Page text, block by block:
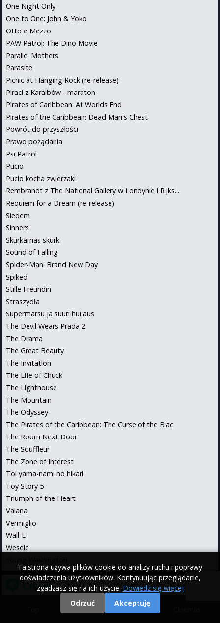
Ta strona używa plików cookie do analizy ruchu i poprawy
doświadczenia użytkowników. Kontynuując przeglądanie,
zgadzasz się na ich użycie. Dowiedz się więcej
Odrzuć
Akceptuję
One Night Only
One to One: John & Yoko
Otto e Mezzo
PAW Patrol: The Dino Movie
Parallel Mothers
Parasite
Picnic at Hanging Rock (re-release)
Piraci z Karaibów - maraton
Pirates of Caribbean: At Worlds End
Pirates of the Caribbean: Dead Man's Chest
Powrót do przyszłości
Prawo pożądania
Psi Patrol
Pucio
Pucio kocha zwierzaki
Rembrandt z The National Gallery w Londynie i Rijks...
Requiem for a Dream (re-release)
Siedem
Sinners
Skurkarnas skurk
Sound of Falling
Spider-Man: Brand New Day
Spiked
Stille Freundin
Straszydła
Supermarsu ja suuri huijaus
The Devil Wears Prada 2
The Drama
The Great Beauty
The Invitation
The Life of Chuck
The Lighthouse
The Mountain
The Odyssey
The Pirates of the Caribbean: The Curse of the Blac
The Room Next Door
The Souffleur
The Zone of Interest
Toi yama-nami no hikari
Toy Story 5
Triumph of the Heart
Vaiana
Vermiglio
Wall-E
Wesele
Cities
|